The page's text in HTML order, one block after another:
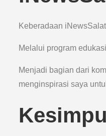
Keberadaan
Melalui program
Menjadi bagian dari
menginspirasi saya